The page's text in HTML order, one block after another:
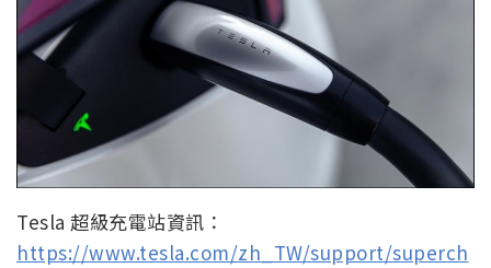
Tesla 超級充電站資訊：
https://www.tesla.com/zh_TW/support/superch